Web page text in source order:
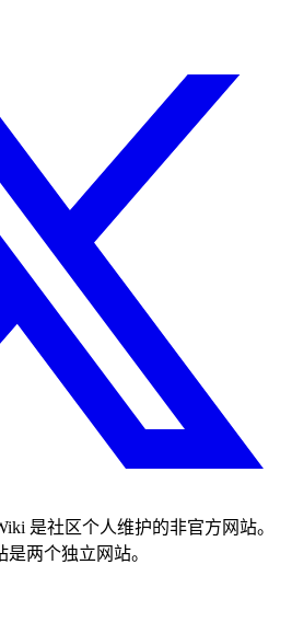
是社区个人维护的非官方网站。
是两个独立网站。